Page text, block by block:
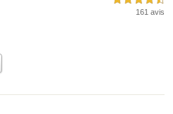
161 avis